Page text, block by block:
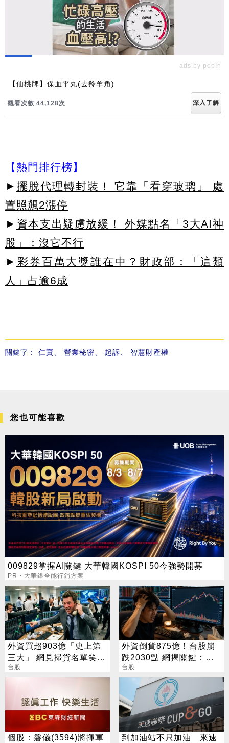
ads by popIn
【仙桃牌】保血平丸(去羚羊角)
觀看次數 44,128次 深入了解
【熱門排行榜】
► 擺脫代理轉封裝！ 它靠「看穿玻璃」 處
置照飆2漲停
► 資本支出疑慮放緩！ 外媒點名「3大AI神
股」：沒它不行
► 彩券百萬大獎誰在中？財政部：「這類
人」占逾6成
關鍵字： 仁寶 營業秘密 起訴 智慧財產權
您也可能喜歡
009829掌握AI關鍵 大華韓國KOSPI 50今強勢開募
PR・大華銀全能行銷方案
外資買超903億「史上第
三大」 網見掃貨名單笑：
不懂在幹嘛
台股
外資倒貨875億！台股崩
跌2030點 網揭關鍵：沒
人接
台股
個股：磐儀(3594)將揮軍
到加油站不只加油 來速